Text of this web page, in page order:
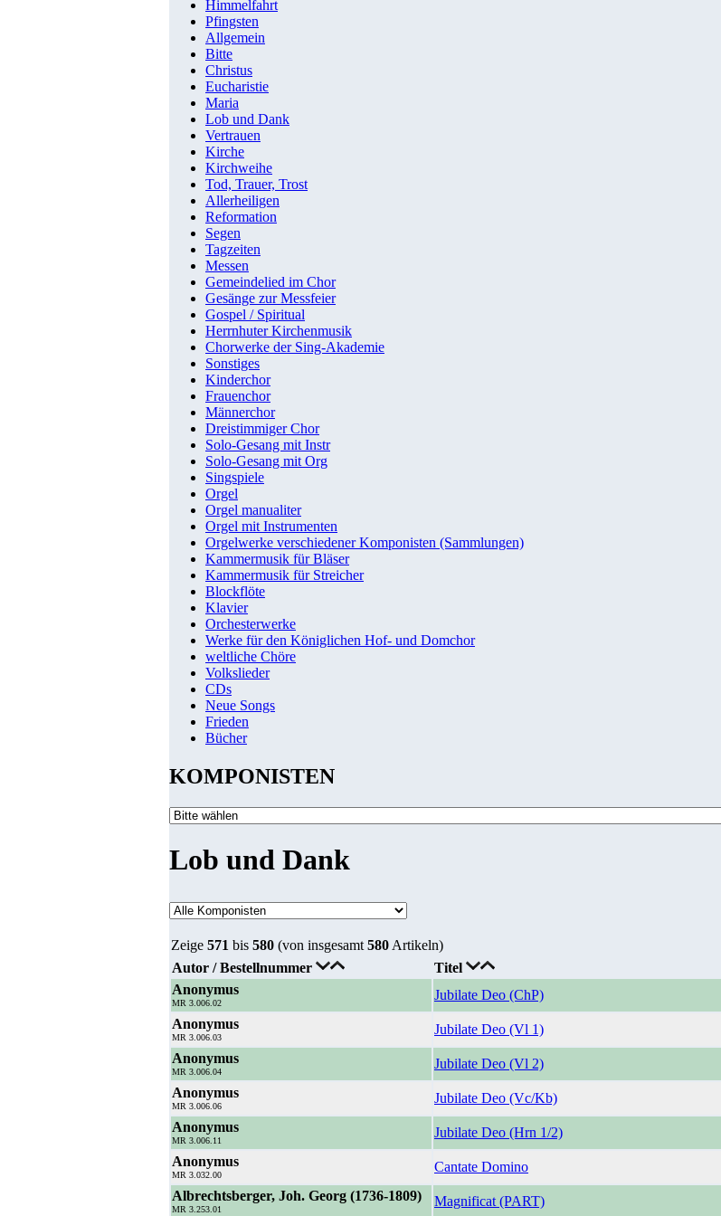
Himmelfahrt
Pfingsten
Allgemein
Bitte
Christus
Eucharistie
Maria
Lob und Dank
Vertrauen
Kirche
Kirchweihe
Tod, Trauer, Trost
Allerheiligen
Reformation
Segen
Tagzeiten
Messen
Gemeindelied im Chor
Gesänge zur Messfeier
Gospel / Spiritual
Herrnhuter Kirchenmusik
Chorwerke der Sing-Akademie
Sonstiges
Kinderchor
Frauenchor
Männerchor
Dreistimmiger Chor
Solo-Gesang mit Instr
Solo-Gesang mit Org
Singspiele
Orgel
Orgel manualiter
Orgel mit Instrumenten
Orgelwerke verschiedener Komponisten (Sammlungen)
Kammermusik für Bläser
Kammermusik für Streicher
Blockflöte
Klavier
Orchesterwerke
Werke für den Königlichen Hof- und Domchor
weltliche Chöre
Volkslieder
CDs
Neue Songs
Frieden
Bücher
KOMPONISTEN
Lob und Dank
Zeige 571 bis 580 (von insgesamt 580 Artikeln)
Autor / Bestellnummer
Titel
Anonymus
MR 3.006.02
Jubilate Deo (ChP)
Anonymus
MR 3.006.03
Jubilate Deo (Vl 1)
Anonymus
MR 3.006.04
Jubilate Deo (Vl 2)
Anonymus
MR 3.006.06
Jubilate Deo (Vc/Kb)
Anonymus
MR 3.006.11
Jubilate Deo (Hrn 1/2)
Anonymus
MR 3.032.00
Cantate Domino
Albrechtsberger, Joh. Georg (1736-1809)
MR 3.253.01
Magnificat (PART)